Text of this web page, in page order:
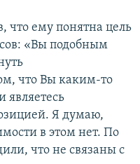
что ему понятна цель
«Вы подобным
что Вы каким-то
являетесь
Я думаю,
в этом нет. По
что не связаны с